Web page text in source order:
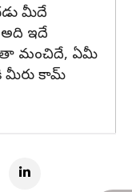
మీదే
ఇదే
మంచిదే, ఏమీ
మీరు కామ్